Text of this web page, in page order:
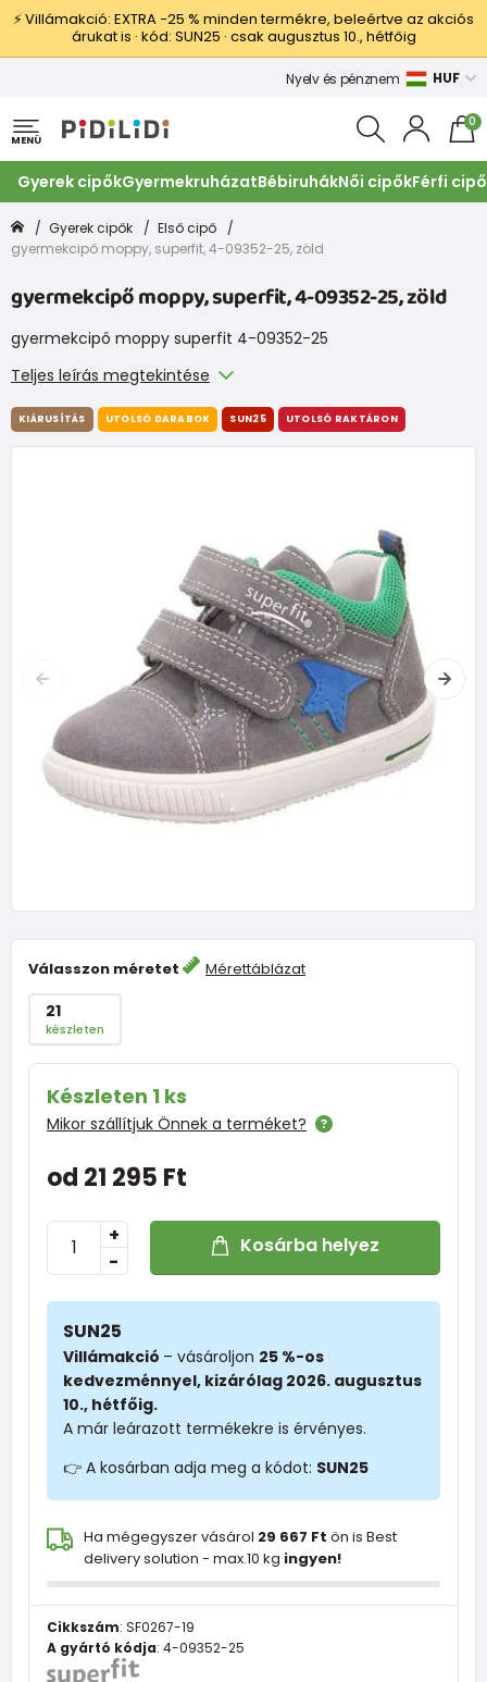
⚡ Villámakció: EXTRA −25 % minden termékre, beleértve az akciós
árukat is · kód: SUN25 · csak augusztus 10., hétfőig
Nyelv és pénznem HUF
MENÜ
0
Gyerek cipőkGyermekruházatBébiruhákNői cipőkFérfi
Gyerek cipők
Első cipő
gyermekcipő moppy, superfit, 4-09352-25, zöld
gyermekcipő moppy, superfit, 4-09352-25, zöld
gyermekcipő moppy superfit 4-09352-25
Teljes leírás megtekintése
Válasszon méretet Mérettáblázat
21
készleten
Készleten 1 ks
Mikor szállítjuk Önnek a terméket?
od 21 295 Ft
-
+ Kosárba helyez
SUN25
Villámakció – vásároljon 25 %-os
kedvezménnyel, kizárólag 2026. augusztus
10., hétfőig.
A már leárazott termékekre is érvényes.
👉 A kosárban adja meg a kódot: SUN25
Ha mégegyszer vásárol 29 667 Ft ön is Best
delivery solution - max.10 kg ingyen!
Cikkszám: SF0267-19
A gyártó kódja: 4-09352-25
KIÁRUSÍTÁS UTOLSÓ DARABOK SUN25 UTOLSÓ RAKTÁRON